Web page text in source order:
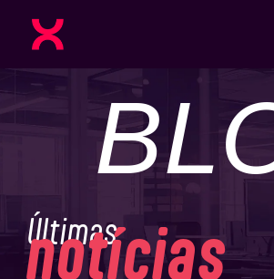
Últimas
notícias